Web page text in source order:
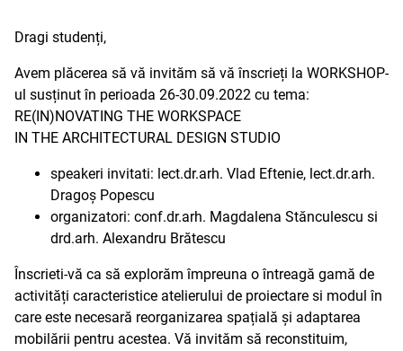
Dragi studenți,
Avem plăcerea să vă invităm să vă înscrieți la WORKSHOP-
ul susținut în perioada 26-30.09.2022 cu tema:
RE(IN)NOVATING THE WORKSPACE
IN THE ARCHITECTURAL DESIGN STUDIO
speakeri invitati: lect.dr.arh. Vlad Eftenie, lect.dr.arh.
Dragoș Popescu
organizatori: conf.dr.arh. Magdalena Stănculescu si
drd.arh. Alexandru Brătescu
Înscrieti-vă ca să explorăm împreuna o întreagă gamă de
activități caracteristice atelierului de proiectare si modul în
care este necesară reorganizarea spațială și adaptarea
mobilării pentru acestea. Vă invităm să reconstituim,